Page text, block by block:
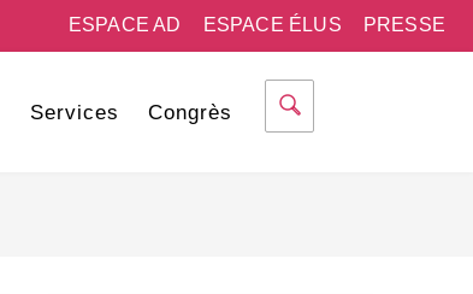
PRESSE
ESPACE ÉLUS
ESPACE AD
Services Congrès